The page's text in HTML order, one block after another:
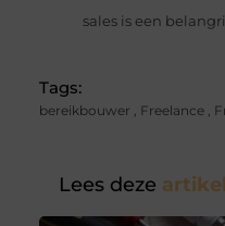
sales is een
Tags:
bereikbouwer , Freelance,
Lees deze